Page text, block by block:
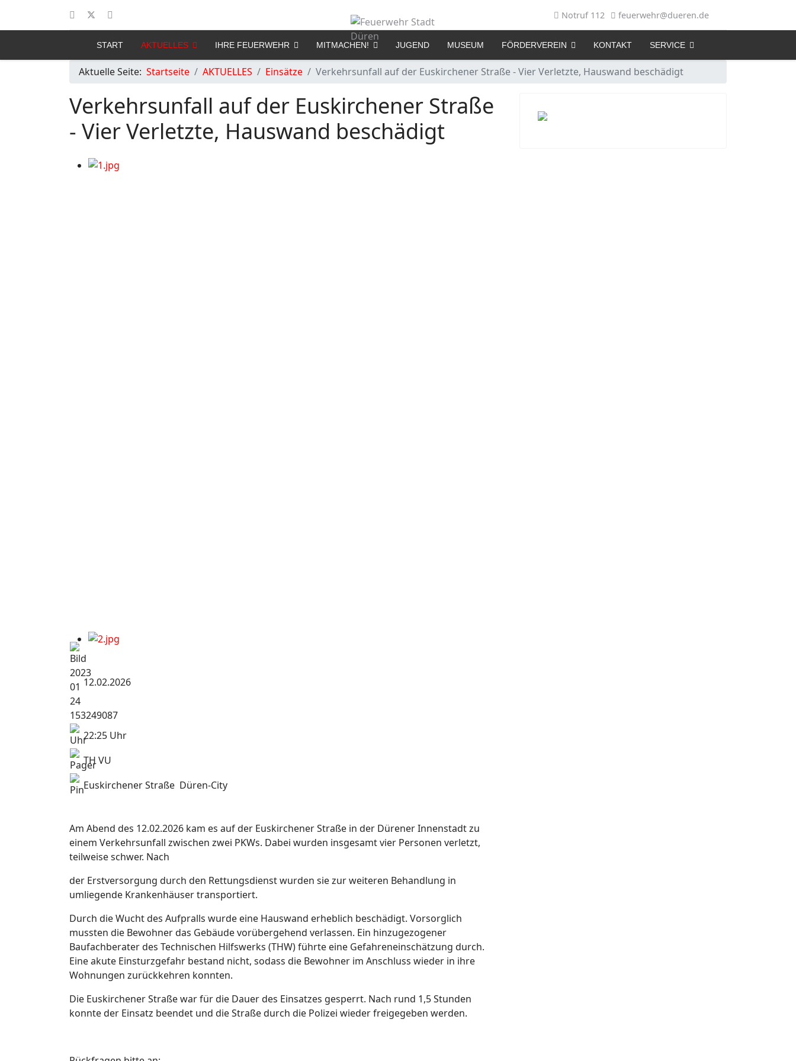
Notruf 112 feuerwehr@dueren.de
START AKTUELLES IHRE FEUERWEHR MITMACHEN! JUGEND MUSEUM FÖRDERVEREIN KONTAKT SERVICE
Aktuelle Seite: Startseite AKTUELLES Einsätze Verkehrsunfall auf der Euskirchener Straße - Vier Verletzte, Hauswand beschädigt
Verkehrsunfall auf der Euskirchener Straße
- Vier Verletzte, Hauswand beschädigt
12.02.2026
22:25 Uhr
TH VU
Euskirchener Straße Düren-City
Am Abend des 12.02.2026 kam es auf der Euskirchener Straße in der Dürener Innenstadt zu
einem Verkehrsunfall zwischen zwei PKWs. Dabei wurden insgesamt vier Personen verletzt,
teilweise schwer. Nach
der Erstversorgung durch den Rettungsdienst wurden sie zur weiteren Behandlung in
umliegende Krankenhäuser transportiert.
Durch die Wucht des Aufpralls wurde eine Hauswand erheblich beschädigt. Vorsorglich
mussten die Bewohner das Gebäude vorübergehend verlassen. Ein hinzugezogener
Baufachberater des Technischen Hilfswerks (THW) führte eine Gefahreneinschätzung durch.
Eine akute Einsturzgefahr bestand nicht, sodass die Bewohner im Anschluss wieder in ihre
Wohnungen zurückkehren konnten.
Die Euskirchener Straße war für die Dauer des Einsatzes gesperrt. Nach rund 1,5 Stunden
konnte der Einsatz beendet und die Straße durch die Polizei wieder freigegeben werden.